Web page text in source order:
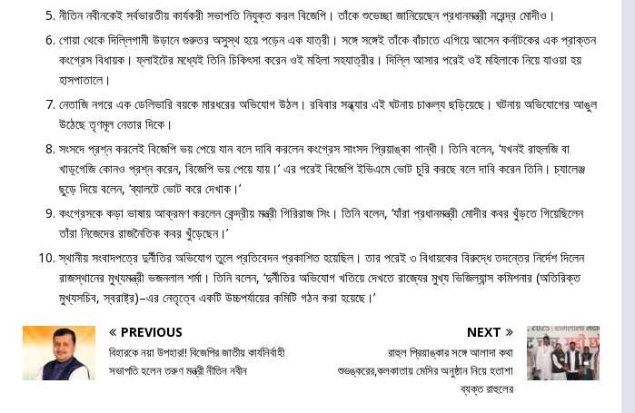
নীতিন নবীনকেই সর্বভারতীয় কার্যকরী সভাপতি নিযুক্ত করল বিজেপি। তাঁকে শুভেচ্ছা জানিয়েছেন প্রধানমন্ত্রী নরেন্দ্র মোদীও।
গোয়া থেকে দিল্লিগামী উড়ানে গুরুতর অসুস্থ হয়ে পড়েন এক যাত্রী। সঙ্গে সঙ্গেই তাঁকে বাঁচাতে এগিয়ে আসেন কর্নাটকের এক প্রাক্তন
কংগ্রেস বিধায়ক। ফ্লাইটের মধ্যেই তিনি চিকিৎসা করেন ওই মহিলা সহযাত্রীর। দিল্লি আসার পরেই ওই মহিলাকে নিয়ে যাওয়া হয়
হাসপাতালে।
নেতাজি নগরে এক ডেলিভারি বয়কে মারধরের অভিযোগ উঠল। রবিবার সন্ধ্যার এই ঘটনায় চাঞ্চল্য ছড়িয়েছে। ঘটনায় অভিযোগের আঙুল
উঠেছে তৃণমূল নেতার দিকে।
সংসদে প্রশ্ন করলেই বিজেপি ভয় পেয়ে যান বলে দাবি করলেন কংগ্রেস সাংসদ প্রিয়াঙ্কা গান্ধী। তিনি বলেন, ‘যখনই রাহুলজি বা
খাড়্গেজি কোনও প্রশ্ন করেন, বিজেপি ভয় পেয়ে যায়।’ এর পরেই বিজেপি ইভিএমে ভোট চুরি করছে বলে দাবি করেন তিনি। চ্যালেঞ্জ
ছুড়ে দিয়ে বলেন, ‘ব্যালটে ভোট করে দেখাক।’
কংগ্রেসকে কড়া ভাষায় আক্রমণ করলেন কেন্দ্রীয় মন্ত্রী গিরিরাজ সিং। তিনি বলেন, ‘যাঁরা প্রধানমন্ত্রী মোদীর কবর খুঁড়তে গিয়েছিলেন
তাঁরা নিজেদের রাজনৈতিক কবর খুঁড়েছেন।’
স্থানীয় সংবাদপত্রে দুর্নীতির অভিযোগ তুলে প্রতিবেদন প্রকাশিত হয়েছিল। তার পরেই ৩ বিধায়কের বিরুদ্ধে তদন্তের নির্দেশ দিলেন
রাজস্থানের মুখ্যমন্ত্রী ভজনলাল শর্মা। তিনি বলেন, ‘দুর্নীতির অভিযোগ খতিয়ে দেখতে রাজ্যের মুখ্য ভিজিল্যান্স কমিশনার (অতিরিক্ত
মুখ্যসচিব, স্বরাষ্ট্র)–এর নেতৃত্বে একটি উচ্চপর্যায়ের কমিটি গঠন করা হয়েছে।’
PREVIOUS
বিহারকে নয়া উপহার!! বিজেপির জাতীয় কার্যনির্বাহী
সভাপতি হলেন তরুণ মন্ত্রী নীতিন নবীন
NEXT
রাহুল প্রিয়াঙ্কার সঙ্গে আলাদা কথা
শুভঙ্করের,কলকাতায় মেসির অনুষ্ঠান নিয়ে হতাশা
ব্যক্ত রাহুলের